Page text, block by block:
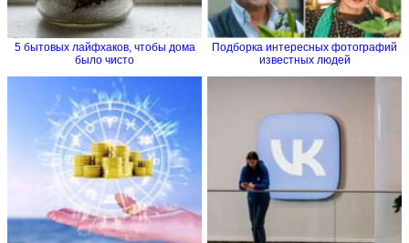
5 бытовых лайфхаков, чтобы дома
было чисто
Подборка интересных фотографий
известных людей